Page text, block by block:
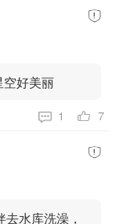
空好美丽
1 7
去水库洗澡，